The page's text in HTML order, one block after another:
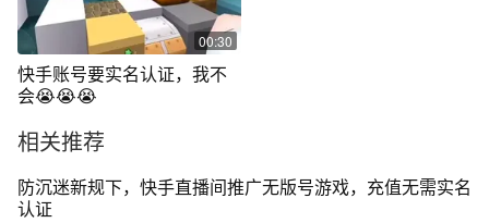
00:30
快手账号要实名认证，我不
会😭😭😭
相关推荐
防沉迷新规下，快手直播间推广无版号游戏，充值无需实名
认证